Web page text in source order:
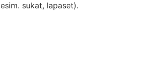
sukat, lapaset).